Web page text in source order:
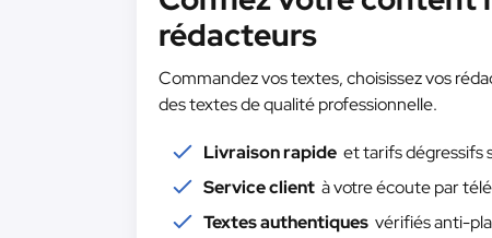
rédacteurs
Commandez vos textes, choisissez vos
des textes de qualité professionnelle.
Livraison rapideet tarifs dégressifs
Service clientà votre écoute par
Textes authentiquesvérifiés anti-